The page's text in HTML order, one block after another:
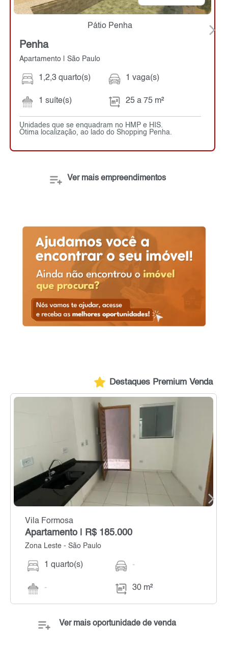
Pátio Penha
Penha
Apartamento | São Paulo
1,2,3 quarto(s)
1 suíte(s)
1 vaga(s)
25 a 75 m²
Unidades que se enquadram no HMP e HIS.
Ótima localização, ao lado do Shopping Penha.
Ver mais empreendimentos
Destaques Premium Venda
Vila Formosa
Apartamento | R$ 185.000
Zona Leste - São Paulo
1 quarto(s)
-
-
30 m²
Ver mais oportunidade de venda